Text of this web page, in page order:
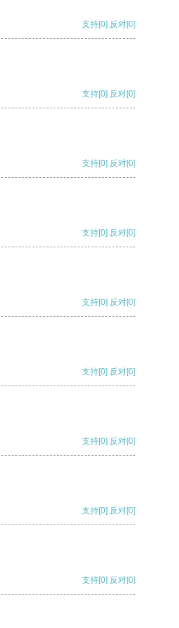
支持[0] 反对[0]
支持[0] 反对[0]
支持[0] 反对[0]
支持[0] 反对[0]
支持[0] 反对[0]
支持[0] 反对[0]
支持[0] 反对[0]
支持[0] 反对[0]
支持[0] 反对[0]